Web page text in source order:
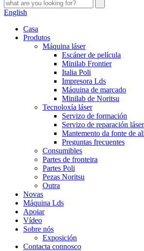
English
Casa
Produtos
Máquina láser
Escáner de película
Minilab Frontier
Italia Poli
Impresora Lds
Máquina de marcado
Minilab de Noritsu
Tecnoloxía láser
Servizo de formación
Servizo de reparación láser
Mantemento da fonte de
Preguntas frecuentes
Consumibles
Partes de fronteira
Partes Poli
Pezas Noritsu
Outra
Novas
Máquina Lds
Apoiar
Vídeo
Sobre nós
Exposición
Contacta connosco